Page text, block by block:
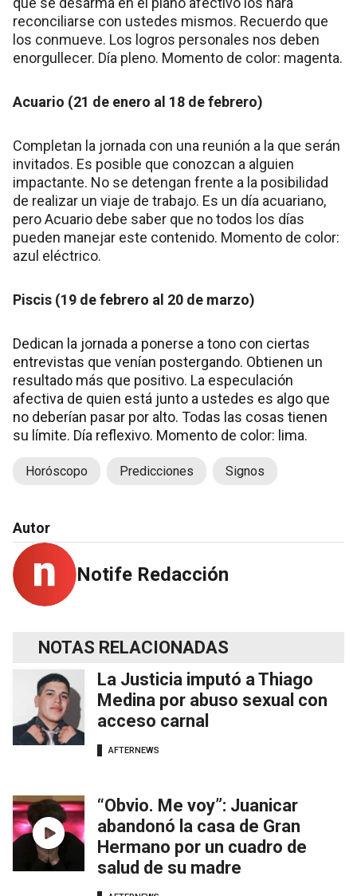
reconciliarse con ustedes mismos. Recuerdo que
los conmueve. Los logros personales nos deben
enorgullecer. Día pleno. Momento de color: magenta.
Acuario (21 de enero al 18 de febrero)
Completan la jornada con una reunión a la que serán
invitados. Es posible que conozcan a alguien
impactante. No se detengan frente a la posibilidad
de realizar un viaje de trabajo. Es un día acuariano,
pero Acuario debe saber que no todos los días
pueden manejar este contenido. Momento de color:
azul eléctrico.
Piscis (19 de febrero al 20 de marzo)
Dedican la jornada a ponerse a tono con ciertas
entrevistas que venían postergando. Obtienen un
resultado más que positivo. La especulación
afectiva de quien está junto a ustedes es algo que
no deberían pasar por alto. Todas las cosas tienen
su límite. Día reflexivo. Momento de color: lima.
Horóscopo Predicciones Signos
Autor
Notife Redacción
NOTAS RELACIONADAS
La Justicia imputó a Thiago
Medina por abuso sexual con
acceso carnal
AFTERNEWS
“Obvio. Me voy”: Juanicar
abandonó la casa de Gran
Hermano por un cuadro de
salud de su madre